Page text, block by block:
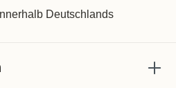
Deutschlands